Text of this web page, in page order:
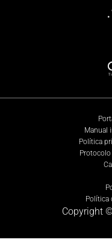
Manual
Política
Política
Copyright